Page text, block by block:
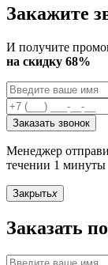
Закажите
И получите
на скидку 68%
Заказать звонок
Менеджер
течении 1 минуты
Закрытьx
Заказать